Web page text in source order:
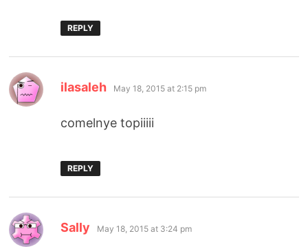
REPLY
ilasaleh says:
May 18, 2015 at 2:15 pm
comelnye topiiiii
REPLY
Sally says:
May 18, 2015 at 3:24 pm